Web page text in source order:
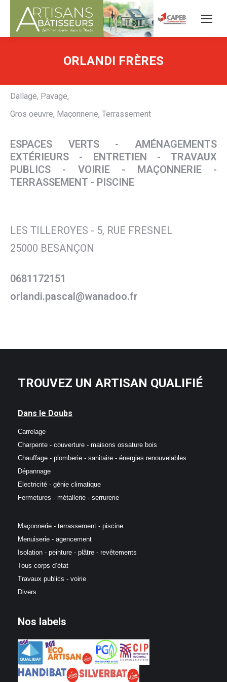
ORLANDI FRÈRES
Dallage, Pavage,
Gros oeuvre, Maçonnerie, Terrassement
ESPACES VERTS - AMÉNAGEMENTS
EXTÉRIEURS - ENTRETIEN - TRAVAUX
PUBLICS - VOIRIE - MAÇONNERIE -
TERRASSEMENT - PISCINE
LES TILLEROYES - 5, RUE FRESNEL
25000 BESANÇON
0681172151
orlandi.pascal@wanadoo.fr
TROUVEZ UN ARTISAN QUALIFIÉ
Dans le Doubs
Carrelage
Charpente - couverture - maisons ossature bois
Chauffage - plomberie - sanitaire - énergies renouvelables
Dépannage
Electricité - génie climatique
Fermetures - métallerie - serrurerie
Maçonnerie - terrassement - piscine
Menuiserie - agencement
Isolation - peinture - plâtre - revêtements
Tous corps d’état
Travaux publics - voirie
Divers
Nos labels